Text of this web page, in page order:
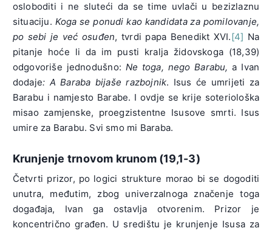
osloboditi i ne sluteći da se time uvlači u bezizlaznu
situaciju. Koga se ponudi kao kandidata za pomilovanje,
po sebi je već osuđen, tvrdi papa Benedikt XVI.[4] Na
pitanje hoće li da im pusti kralja židovskoga (18,39)
odgovoriše jednodušno: Ne toga, nego Barabu, a Ivan
dodaje: A Baraba bijaše razbojnik. Isus će umrijeti za
Barabu i namjesto Barabe. I ovdje se krije soteriološka
misao zamjenske, proegzistentne Isusove smrti. Isus
umire za Barabu. Svi smo mi Baraba.
Krunjenje trnovom krunom (19,1-3)
Četvrti prizor, po logici strukture morao bi se dogoditi
unutra, međutim, zbog univerzalnoga značenje toga
događaja, Ivan ga ostavlja otvorenim. Prizor je
koncentrično građen. U središtu je krunjenje Isusa za